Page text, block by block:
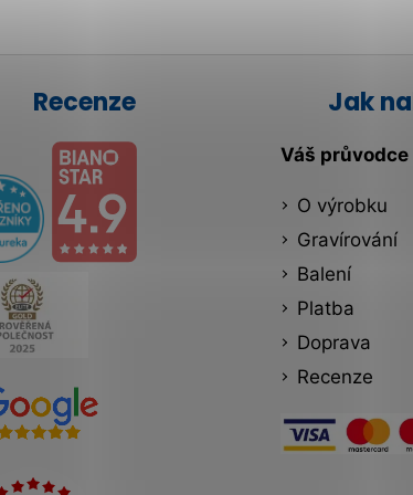
Recenze Jak
Váš
O výrobku
Gravírování
Balení
Platba
Doprava
Recenze